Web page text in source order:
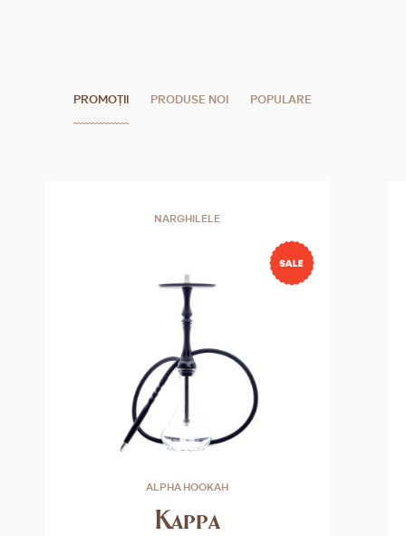
PROMOȚII PRODUSE NOI POPULARE
NARGHILELE
ALPHA HOOKAH
Kappa